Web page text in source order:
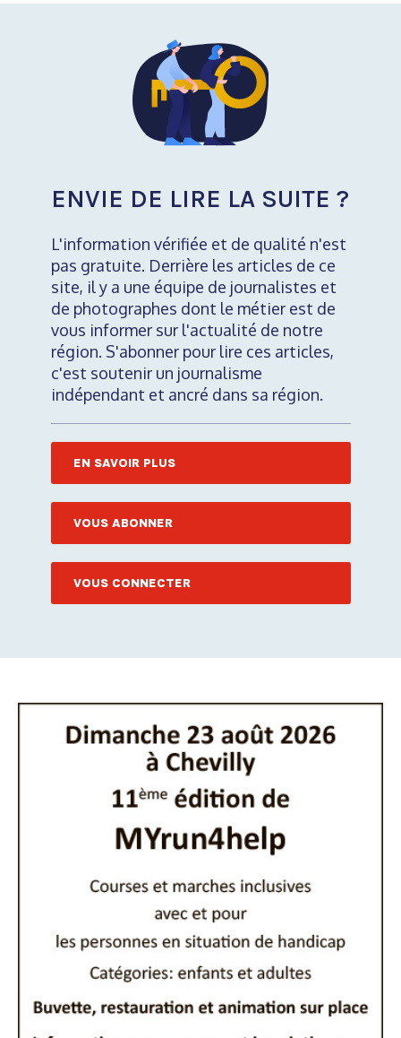
ENVIE DE LIRE LA SUITE ?
L'information vérifiée et de qualité n'est
pas gratuite. Derrière les articles de ce
site, il y a une équipe de journalistes et
de photographes dont le métier est de
vous informer sur l'actualité de notre
région. S'abonner pour lire ces articles,
c'est soutenir un journalisme
indépendant et ancré dans sa région.
EN SAVOIR PLUS
VOUS ABONNER
VOUS CONNECTER